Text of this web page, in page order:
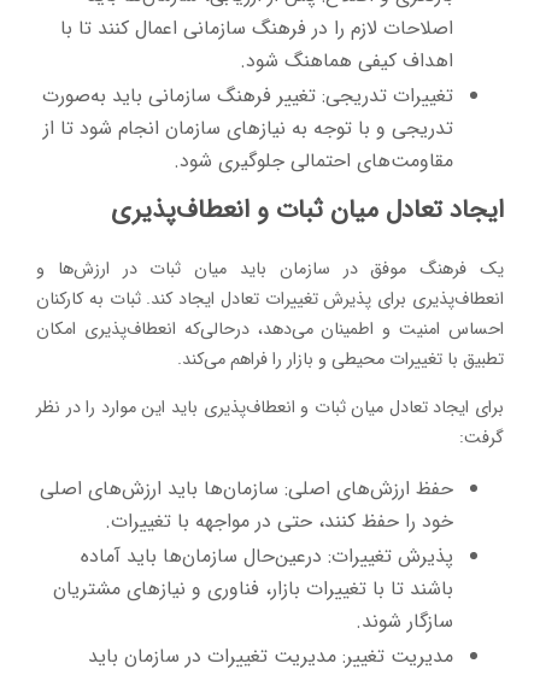
اصلاحات لازم را در فرهنگ سازمانی اعمال کنند تا با
اهداف کیفی هماهنگ شود.
تغییرات تدریجی: تغییر فرهنگ سازمانی باید به‌صورت
تدریجی و با توجه به نیازهای سازمان انجام شود تا از
مقاومت‌های احتمالی جلوگیری شود.
ایجاد تعادل میان ثبات و انعطاف‌پذیری
یک فرهنگ موفق در سازمان باید میان ثبات در ارزش‌ها و
انعطاف‌پذیری برای پذیرش تغییرات تعادل ایجاد کند. ثبات به کارکنان
احساس امنیت و اطمینان می‌دهد، درحالی‌که انعطاف‌پذیری امکان
تطبیق با تغییرات محیطی و بازار را فراهم می‌کند.
برای ایجاد تعادل میان ثبات و انعطاف‌پذیری باید این موارد را در نظر
گرفت:
حفظ ارزش‌های اصلی: سازمان‌ها باید ارزش‌های اصلی
خود را حفظ کنند، حتی در مواجهه با تغییرات.
پذیرش تغییرات: درعین‌حال سازمان‌ها باید آماده
باشند تا با تغییرات بازار، فناوری و نیازهای مشتریان
سازگار شوند.
مدیریت تغییر: مدیریت تغییرات در سازمان باید